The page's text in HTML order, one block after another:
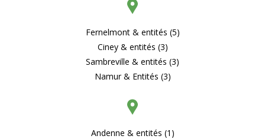
Fernelmont & entités (5)
Ciney & entités (3)
Sambreville & entités (3)
Namur & Entités (3)
Andenne & entités (1)